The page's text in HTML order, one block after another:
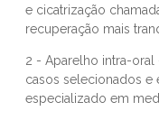
e cicatrização
recuperação mais
2 - Aparelho intra-oral
casos selecionados
especializado em